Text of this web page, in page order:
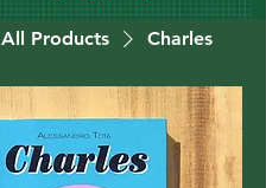
All Products Charles